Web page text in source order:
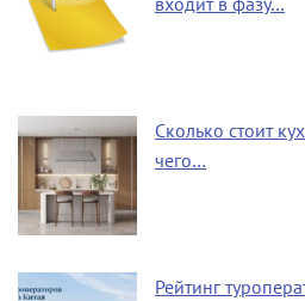
входит в фазу…
Сколько стоит
чего…
Рейтинг